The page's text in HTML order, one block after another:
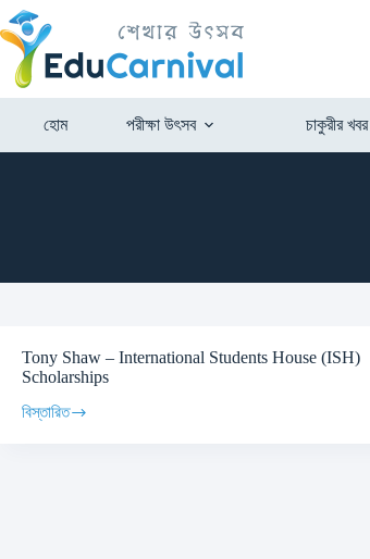
হোম পরীক্ষা উৎসব চাকুরীর খবর
Tony Shaw – International Students House (ISH)
Scholarships
বিস্তারিত